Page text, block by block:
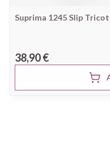
Suprima 1245 Slip
38,90 €